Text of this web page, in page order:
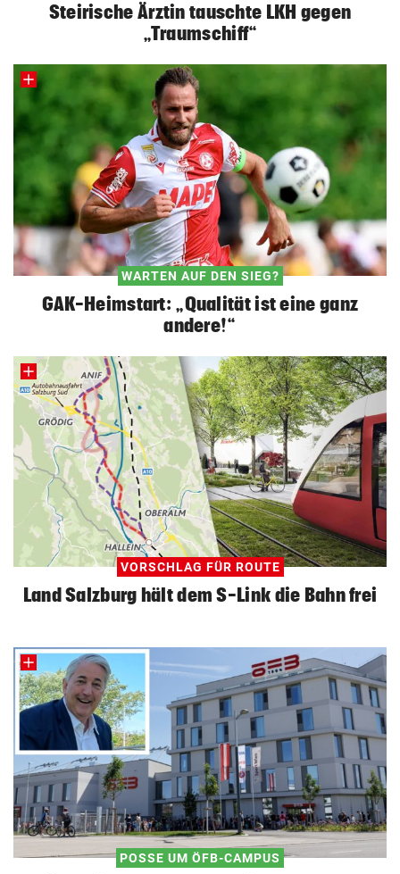
Steirische Ärztin tauschte LKH gegen
„Traumschiff“
WARTEN AUF DEN SIEG?
GAK-Heimstart: „Qualität ist eine ganz
andere!“
VORSCHLAG FÜR ROUTE
Land Salzburg hält dem S-Link die Bahn frei
POSSE UM ÖFB-CAMPUS